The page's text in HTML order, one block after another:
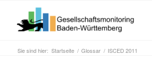
Sie sind hier: Startseite / Glossar / ISCED 2011